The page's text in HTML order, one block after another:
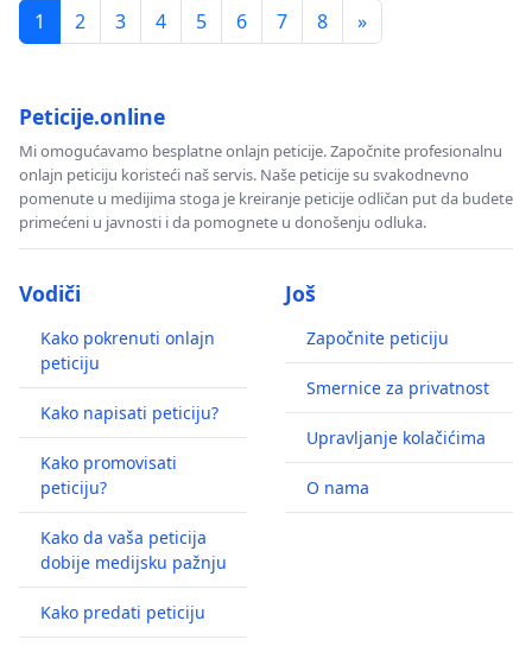
1
2 3 4 5 6 7 8 »
Peticije.online
Mi omogućavamo besplatne onlajn peticije. Započnite profesionalnu
onlajn peticiju koristeći naš servis. Naše peticije su svakodnevno
pomenute u medijima stoga je kreiranje peticije odličan put da budete
primećeni u javnosti i da pomognete u donošenju odluka.
Vodiči
Kako pokrenuti onlajn
peticiju
Kako napisati peticiju?
Kako promovisati
peticiju?
Kako da vaša peticija
dobije medijsku pažnju
Kako predati peticiju
Još
Započnite peticiju
Smernice za privatnost
Upravljanje kolačićima
O nama